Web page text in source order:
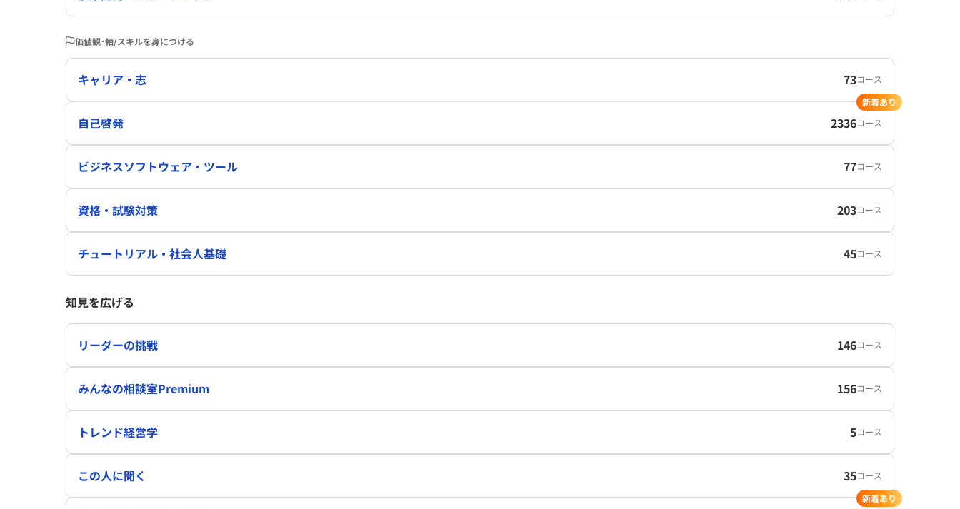
価値観･軸/スキルを身につける
キャリア・志 73コース
自己啓発 2336コース
新着あり
ビジネスソフトウェア・ツール 77コース
資格・試験対策 203コース
チュートリアル・社会人基礎 45コース
知見を広げる
リーダーの挑戦 146コース
みんなの相談室Premium 156コース
トレンド経営学 5コース
この人に聞く 35コース
新着あり